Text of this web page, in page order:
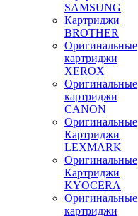
SAMSUNG
Картриджи
BROTHER
Оригинальные
картриджи
XEROX
Оригинальные
картриджи
CANON
Оригинальные
Картриджи
LEXMARK
Оригинальные
Картриджи
KYOCERA
Оригинальные
картриджи